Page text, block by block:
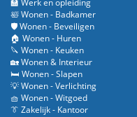
🏫 Werk en opleiding
🛀 Wonen - Badkamer
🛡️ Wonen - Beveiligen
🏠 Wonen - Huren
🔪 Wonen - Keuken
🏡 Wonen & Interieur
🛏️ Wonen - Slapen
💡 Wonen - Verlichting
🧺 Wonen - Witgoed
👔 Zakelijk - Kantoor